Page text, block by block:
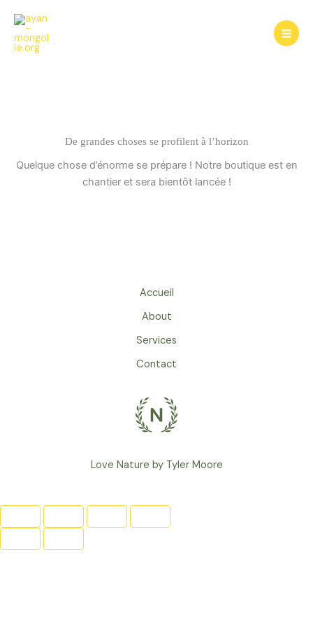
contenu
De grandes choses se profilent à l’horizon
Quelque chose d’énorme se prépare ! Notre boutique est en
chantier et sera bientôt lancée !
Accueil
About
Services
Contact
Love Nature by Tyler Moore